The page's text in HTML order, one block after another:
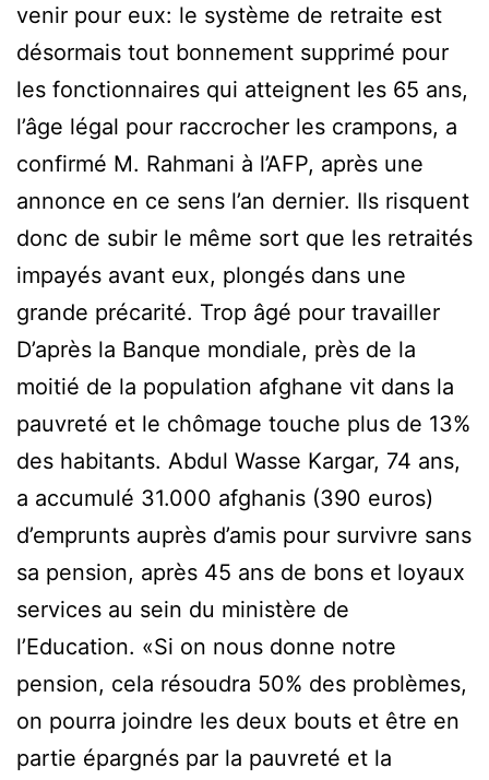
venir pour eux: le système de retraite est
désormais tout bonnement supprimé pour
les fonctionnaires qui atteignent les 65 ans,
l’âge légal pour raccrocher les crampons, a
confirmé M. Rahmani à l’AFP, après une
annonce en ce sens l’an dernier. Ils risquent
donc de subir le même sort que les retraités
impayés avant eux, plongés dans une
grande précarité. Trop âgé pour travailler
D’après la Banque mondiale, près de la
moitié de la population afghane vit dans la
pauvreté et le chômage touche plus de 13%
des habitants. Abdul Wasse Kargar, 74 ans,
a accumulé 31.000 afghanis (390 euros)
d’emprunts auprès d’amis pour survivre sans
sa pension, après 45 ans de bons et loyaux
services au sein du ministère de
l’Education. «Si on nous donne notre
pension, cela résoudra 50% des problèmes,
on pourra joindre les deux bouts et être en
partie épargnés par la pauvreté et la